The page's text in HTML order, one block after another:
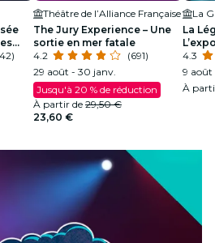
Théâtre de l’Alliance Française
The Jury Experience – Une
sortie en mer fatale
4.2
(691)
29 août - 30 janv.
Jusqu'à 20 % de réduction
À partir de 29,50 €
23,60 €
La
La
4.3
9 août
À